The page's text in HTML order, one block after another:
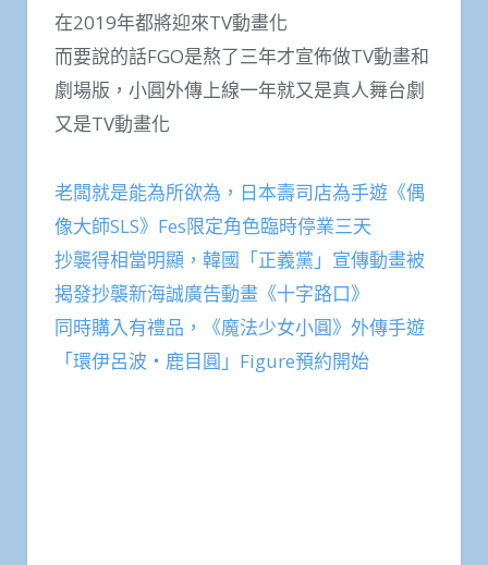
在2019年都將迎來TV動畫化
而要說的話FGO是熬了三年才宣佈做TV動畫和
劇場版，小圓外傳上線一年就又是真人舞台劇
又是TV動畫化
老闆就是能為所欲為，日本壽司店為手遊《偶
像大師SLS》Fes限定角色臨時停業三天
抄襲得相當明顯，韓國「正義黨」宣傳動畫被
揭發抄襲新海誠廣告動畫《十字路口》
同時購入有禮品，《魔法少女小圓》外傳手遊
「環伊呂波・鹿目圓」Figure預約開始